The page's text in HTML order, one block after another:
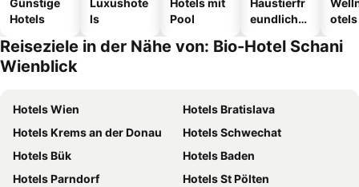
Günstige
Hotels
Luxushote
ls
Hotels mit
Pool
Haustierfr
eundliche
otels
Reiseziele in der Nähe von: Bio-Hotel Schani
Wienblick
Hotels Wien
Hotels Bratislava
Hotels Krems an der Donau
Hotels Schwechat
Hotels Bük
Hotels Baden
Hotels Parndorf
Hotels St Pölten